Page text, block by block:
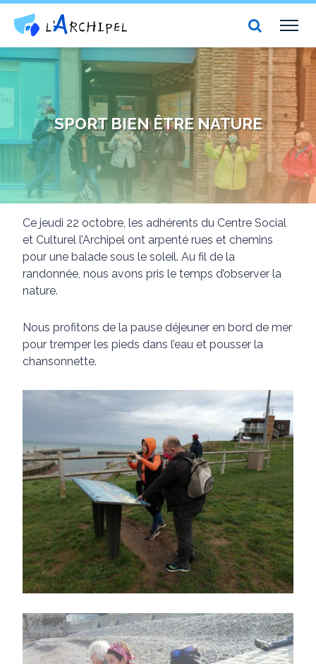
Centre social et culturel l'Archipel
SPORT BIEN ÊTRE NATURE
Ce jeudi 22 octobre, les adhérents du Centre Social
et Culturel l’Archipel ont arpenté rues et chemins
pour une balade sous le soleil. Au fil de la
randonnée, nous avons pris le temps d’observer la
nature.
Nous profitons de la pause déjeuner en bord de mer
pour tremper les pieds dans l’eau et pousser la
chansonnette.